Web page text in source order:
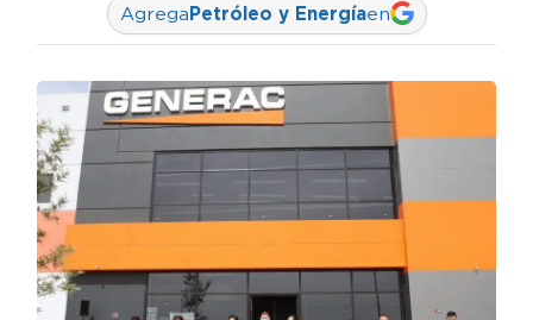
AgregaPetróleo y Energíaen